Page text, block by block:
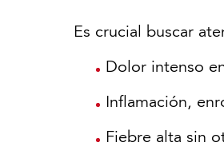
Es crucial buscar
Dolor intenso
Inflamación,
Fiebre alta sin